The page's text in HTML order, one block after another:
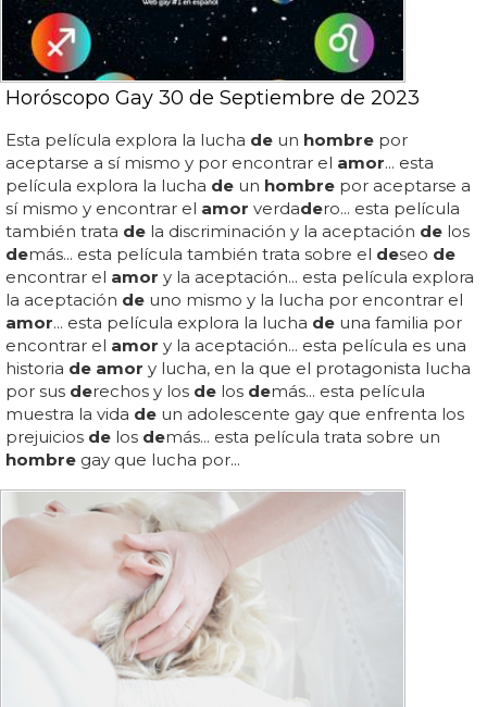
Horóscopo Gay 30 de Septiembre de 2023
Esta película explora la lucha de un hombre por
aceptarse a sí mismo y por encontrar el amor... esta
película explora la lucha de un hombre por aceptarse a
sí mismo y encontrar el amor verdadero... esta película
también trata de la discriminación y la aceptación de los
demás... esta película también trata sobre el deseo de
encontrar el amor y la aceptación... esta película explora
la aceptación de uno mismo y la lucha por encontrar el
amor... esta película explora la lucha de una familia por
encontrar el amor y la aceptación... esta película es una
historia de amor y lucha, en la que el protagonista lucha
por sus derechos y los de los demás... esta película
muestra la vida de un adolescente gay que enfrenta los
prejuicios de los demás... esta película trata sobre un
hombre gay que lucha por...